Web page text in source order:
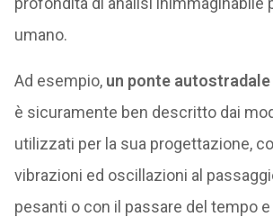
umano.
Ad esempio,un ponte autostradale
è sicuramente ben descritto dai
utilizzati per la sua progettazione,
vibrazioni ed oscillazioni al
pesanti o con il passare del tempo e